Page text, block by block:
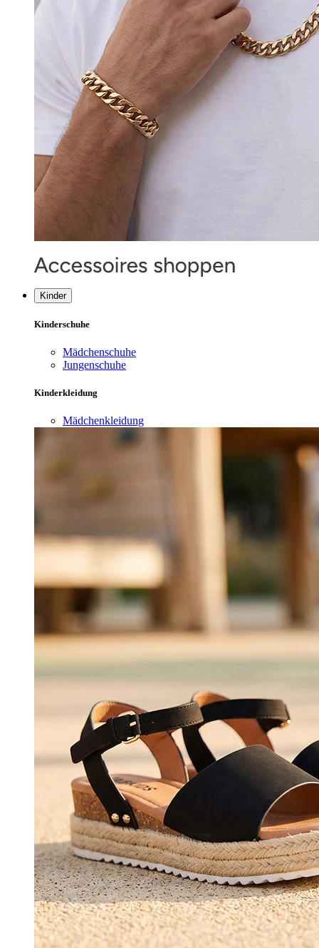
Kinder
Kinderschuhe
Mädchenschuhe
Jungenschuhe
Kinderkleidung
Mädchenkleidung